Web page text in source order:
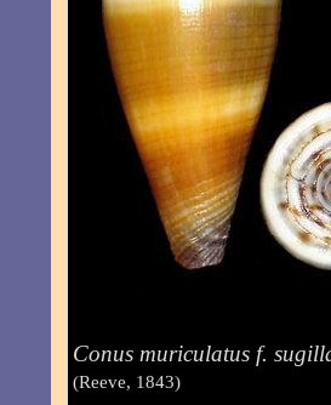
Conus muriculatus f.
(Reeve, 1843)